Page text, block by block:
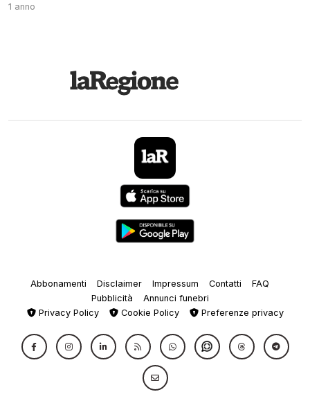
1 anno
Abbonamenti Disclaimer Impressum Contatti
FAQ
Pubblicità
Annunci funebri
Privacy Policy
Cookie Policy Preferenze privacy